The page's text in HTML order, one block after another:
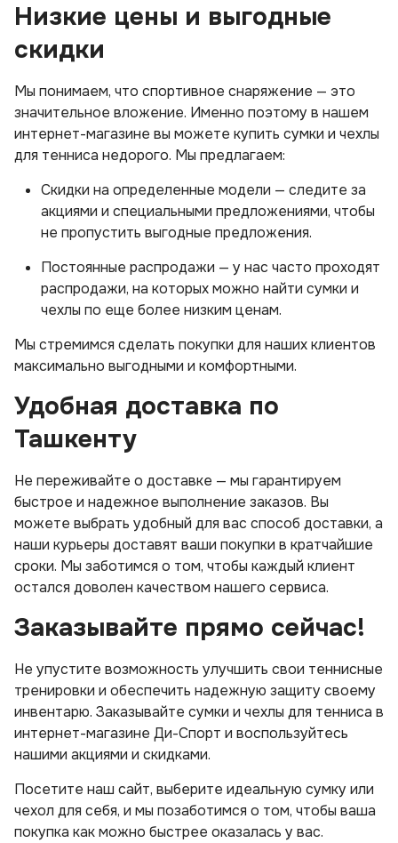
Низкие цены и выгодные
скидки
Мы понимаем, что спортивное снаряжение — это
значительное вложение. Именно поэтому в нашем
интернет-магазине вы можете купить сумки и чехлы
для тенниса недорого. Мы предлагаем:
Скидки на определенные модели — следите за
акциями и специальными предложениями, чтобы
не пропустить выгодные предложения.
Постоянные распродажи — у нас часто проходят
распродажи, на которых можно найти сумки и
чехлы по еще более низким ценам.
Мы стремимся сделать покупки для наших клиентов
максимально выгодными и комфортными.
Удобная доставка по
Ташкенту
Не переживайте о доставке — мы гарантируем
быстрое и надежное выполнение заказов. Вы
можете выбрать удобный для вас способ доставки, а
наши курьеры доставят ваши покупки в кратчайшие
сроки. Мы заботимся о том, чтобы каждый клиент
остался доволен качеством нашего сервиса.
Заказывайте прямо сейчас!
Не упустите возможность улучшить свои теннисные
тренировки и обеспечить надежную защиту своему
инвентарю. Заказывайте сумки и чехлы для тенниса в
интернет-магазине Ди-Спорт и воспользуйтесь
нашими акциями и скидками.
Посетите наш сайт, выберите идеальную сумку или
чехол для себя, и мы позаботимся о том, чтобы ваша
покупка как можно быстрее оказалась у вас.